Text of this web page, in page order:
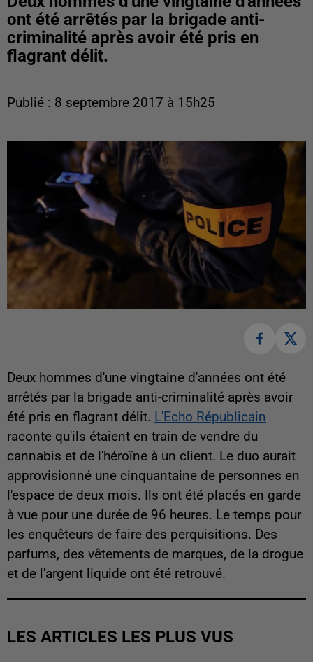
ont été arrêtés par la brigade anti-
criminalité après avoir été pris en
flagrant délit.
Publié : 8 septembre 2017 à 15h25
Deux hommes d'une vingtaine d'années ont été
arrêtés par la brigade anti-criminalité après avoir
été pris en flagrant délit. L'Echo Républicain
raconte qu'ils étaient en train de vendre du
cannabis et de l'héroïne à un client. Le duo aurait
approvisionné une cinquantaine de personnes en
l'espace de deux mois. Ils ont été placés en garde
à vue pour une durée de 96 heures. Le temps pour
les enquêteurs de faire des perquisitions. Des
parfums, des vêtements de marques, de la drogue
et de l'argent liquide ont été retrouvé.
LES ARTICLES LES PLUS VUS